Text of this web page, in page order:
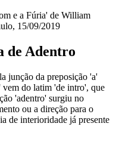
e a Fúria' de William
15/09/2019
de Adentro
junção da preposição 'a'
do latim 'de intro', que
'adentro' surgiu no
ou a direção para o
de interioridade já presente